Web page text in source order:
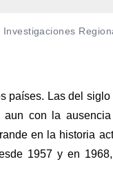
países. Las del siglo
con la ausencia
en la historia
1957 y en